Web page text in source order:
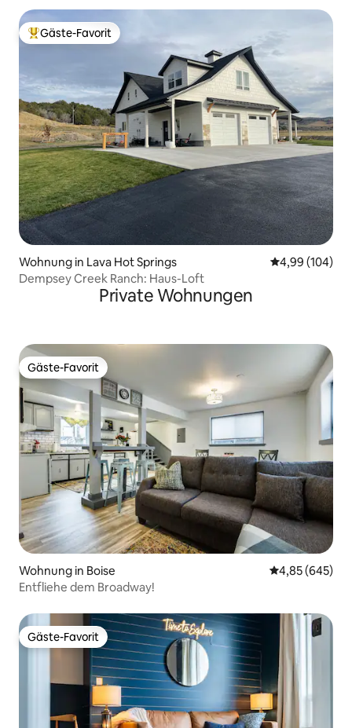
Beliebter Gäste-Favorit.
Gäste-Favorit
Wohnung in Lava Hot Springs
4,99 (104)
Dempsey Creek Ranch: Haus-Loft
Private Wohnungen
Gäste-Favorit
Gäste-Favorit
Wohnung in Boise
4,85 (645)
Entfliehe dem Broadway!
Gäste-Favorit
Gäste-Favorit